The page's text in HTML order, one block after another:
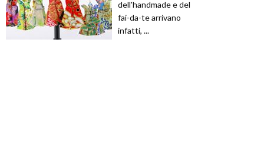
dell'handmade e del
fai-da-te arrivano
infatti, ...